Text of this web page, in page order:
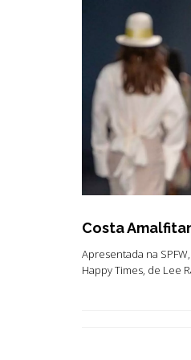
Costa
Apresentada na
Happy Times, de Lee